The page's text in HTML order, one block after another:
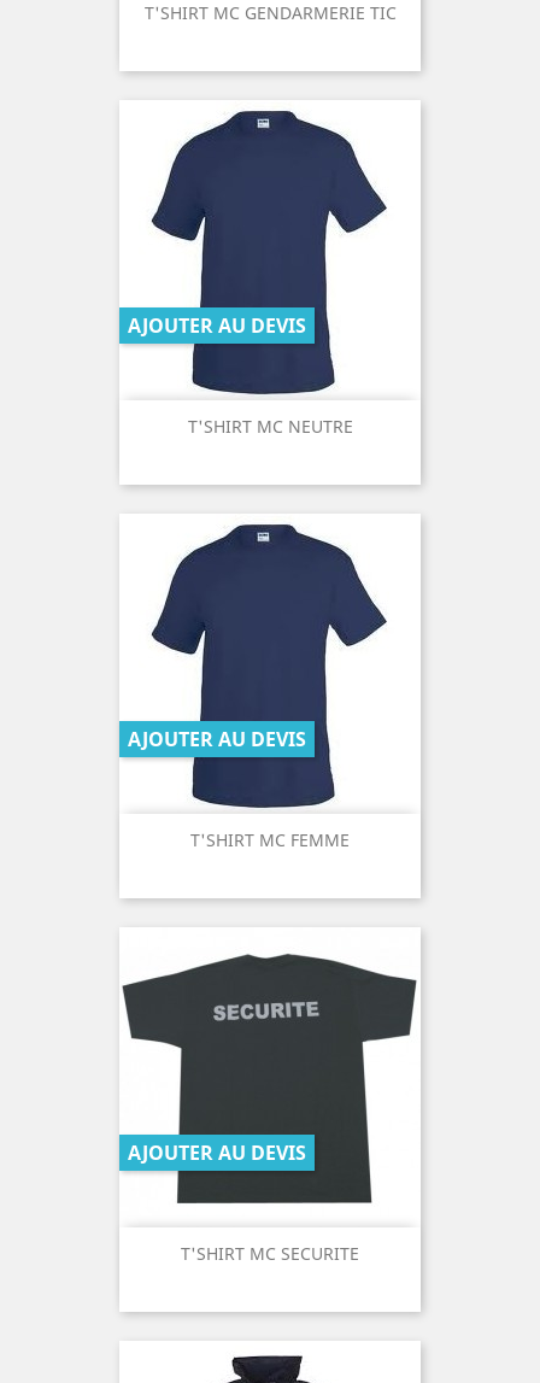
T'SHIRT MC GENDARMERIE TIC
T'SHIRT MC NEUTRE
AJOUTER AU DEVIS
T'SHIRT MC FEMME
AJOUTER AU DEVIS
T'SHIRT MC SECURITE
AJOUTER AU DEVIS